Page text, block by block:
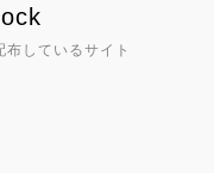
しているサイト